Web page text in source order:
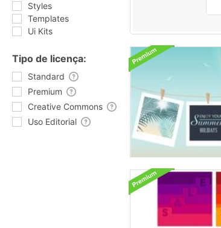
Styles
Templates
Ui Kits
Tipo de licença:
Standard
Premium
Creative Commons
Uso Editorial